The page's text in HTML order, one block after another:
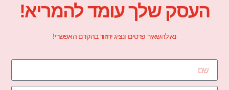
העסק שלך עומד להמריא!
נא להשאיר פרטים ונציג יחזור בהקדם האפשרי!